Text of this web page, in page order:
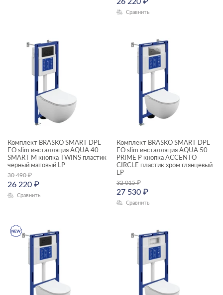
Сравнить
Комплект BRASKO SMART DPL
EO slim инсталляция AQUA 40
SMART M кнопка TWINS пластик
черный матовый LP
30 490₽
26 220 ₽
Сравнить
Комплект BRASKO SMART DPL
EO slim инсталляция AQUA 50
PRIME P кнопка ACCENTO
CIRCLE пластик хром глянцевый
LP
32 015₽
27 530 ₽
Сравнить